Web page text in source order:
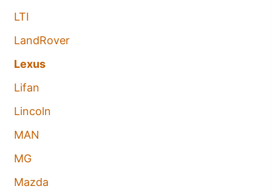
LTI
LandRover
Lexus
Lifan
Lincoln
MAN
MG
Mazda